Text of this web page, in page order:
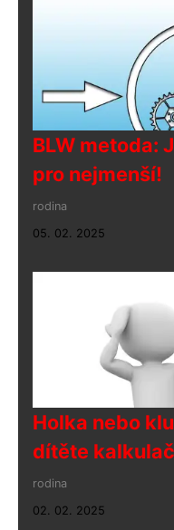
BLW metoda:
pro nejmenší!
rodina
05. 02. 2025
Holka nebo
dítěte
rodina
02. 02. 2025